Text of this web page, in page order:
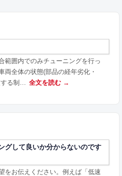
範囲内でのみチューニングを行っ
両全体の状態(部品の経年劣化・
る制…
全文を読む →
グして良いか分からないのです
をお伝えください。例えば「低速